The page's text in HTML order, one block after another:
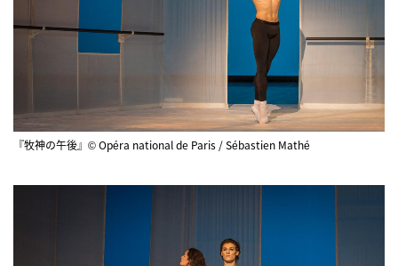
『牧神の午後』© Opéra national de Paris / Sébastien Mathé